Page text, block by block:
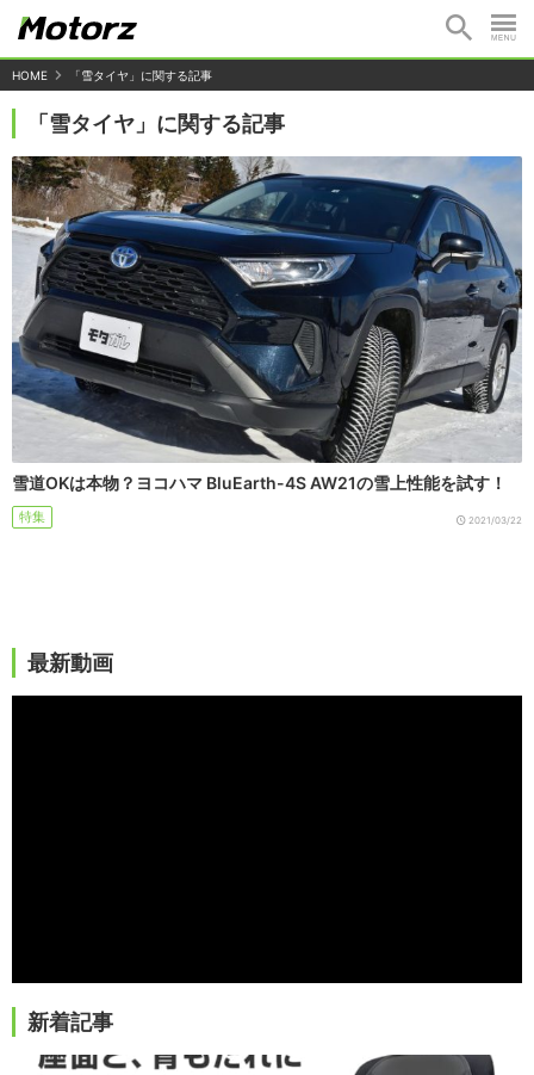
HOME 「雪タイヤ」に関する記事
「雪タイヤ」に関する記事
雪道OKは本物？ヨコハマ BluEarth-4S AW21の雪上性能を試す！
特集 2021/03/22
最新動画
新着記事